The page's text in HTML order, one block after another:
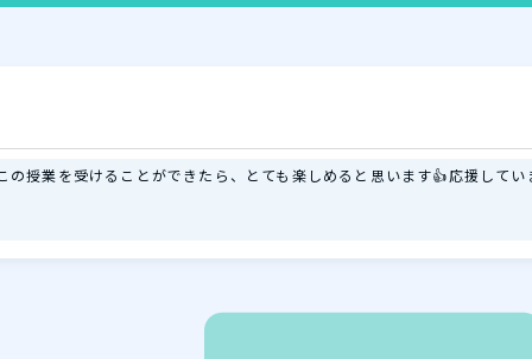
の授業を受けることができたら、とても楽しめると思います👍応援してい